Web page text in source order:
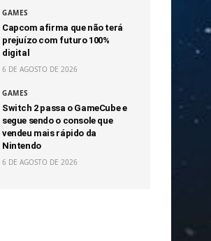
GAMES
Capcom afirma que não terá
prejuízo com futuro 100%
digital
6 DE AGOSTO DE 2026
GAMES
Switch 2 passa o GameCube e
segue sendo o console que
vendeu mais rápido da
Nintendo
6 DE AGOSTO DE 2026